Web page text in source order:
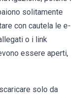
solitamente
con cautela le e-
o i link
essere aperti,
solo da